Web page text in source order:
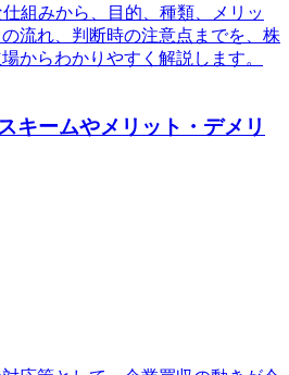
組みから、目的、種類、メリッ
流れ、判断時の注意点までを、株
からわかりやすく解説します。
キームやメリット・デメリ